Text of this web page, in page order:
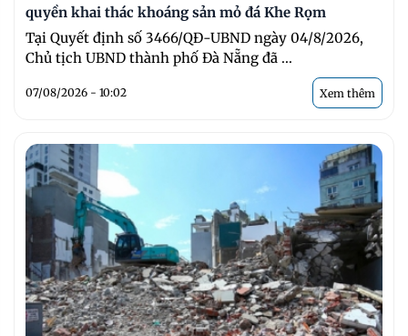
quyền khai thác khoáng sản mỏ đá Khe Rọm
Tại Quyết định số 3466/QĐ-UBND ngày 04/8/2026,
Chủ tịch UBND thành phố Đà Nẵng đã ...
07/08/2026 - 10:02 Xem thêm